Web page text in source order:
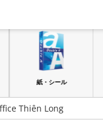
紙・シール
Thiên Long